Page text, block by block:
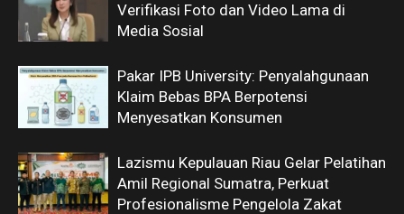
Verifikasi Foto dan Video Lama di
Media Sosial
Pakar IPB University: Penyalahgunaan
Klaim Bebas BPA Berpotensi
Menyesatkan Konsumen
Lazismu Kepulauan Riau Gelar Pelatihan
Amil Regional Sumatra, Perkuat
Profesionalisme Pengelola Zakat